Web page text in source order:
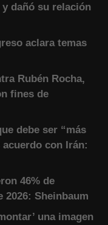
dañó su relación
aclara temas
Rubén Rocha,
fines de
debe ser “más
con Irán:
46% de
2026: Sheinbaum
una imagen